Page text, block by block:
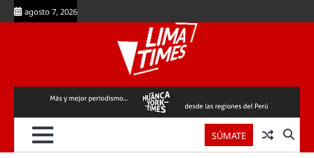
Skip
to
agosto 7, 2026
SÚMATE